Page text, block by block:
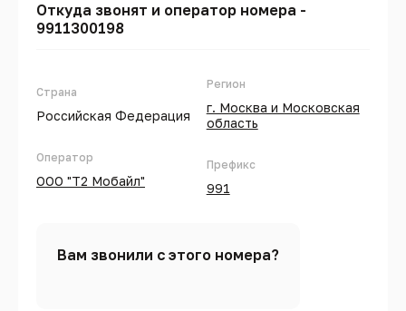
Откуда звонят и оператор номера -
9911300198
Страна
Российская Федерация
Оператор
ООО "Т2 Мобайл"
Регион
г. Москва и Московская
область
Префикс
991
Вам звонили с этого номера?